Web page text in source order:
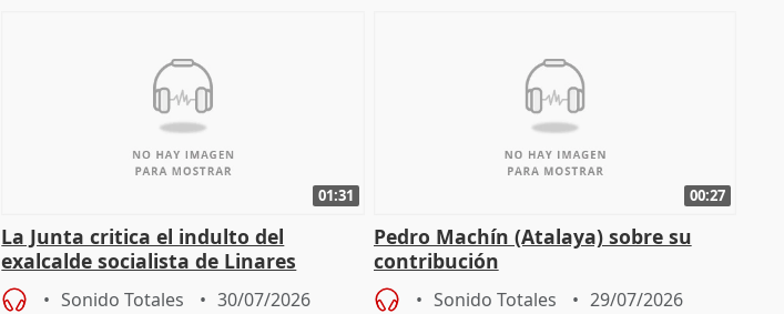
01:31
La Junta critica el indulto del
exalcalde socialista de Linares
"condenado por corrupción"
Sonido Totales 30/07/2026
00:27
Pedro Machín (Atalaya) sobre su
contribución
Sonido Totales 29/07/2026